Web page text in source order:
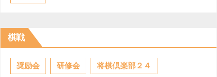
棋戦
奨励会 研修会 将棋倶楽部２４